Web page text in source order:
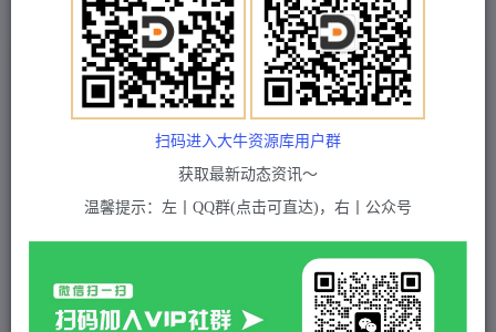
付费项目 福缘网 正文
旅游小红人旅游笔记小红书实战课，新人迅速开始
制作旅行爆文加速转化！
5 积分
付费资源
扫码进入大牛资源库用户群
获取最新动态资讯～
温馨提示：左丨QQ群(点击可直达)，右丨公众号